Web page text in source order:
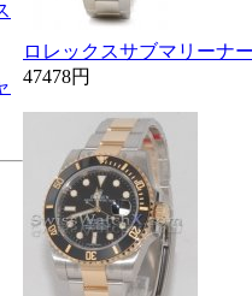
ロレックスサブマリーナ
47478円